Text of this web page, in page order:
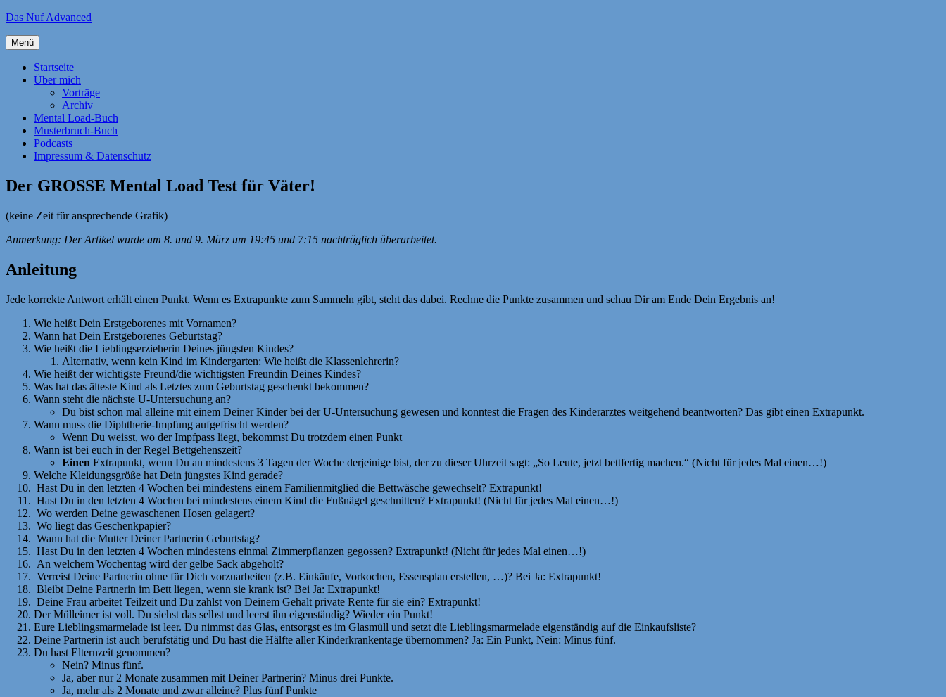
Zum
springen
Das Nuf Advanced
Menü
Startseite
Über mich
Vorträge
Archiv
Mental Load-Buch
Musterbruch-Buch
Podcasts
Impressum & Datenschutz
Der GROSSE Mental Load Test für Väter!
(keine Zeit für ansprechende Grafik)
Anmerkung: Der Artikel wurde am 8. und 9. März um 19:45 und 7:15 nachträglich überarbeitet.
Anleitung
Jede korrekte Antwort erhält einen Punkt. Wenn es Extrapunkte zum Sammeln gibt, steht das dabei. Rechne die Punkte zusammen und schau Dir am Ende Dein Ergebnis an!
Wie heißt Dein Erstgeborenes mit Vornamen?
Wann hat Dein Erstgeborenes Geburtstag?
Wie heißt die Lieblingserzieherin Deines jüngsten Kindes?
Alternativ, wenn kein Kind im Kindergarten: Wie heißt die Klassenlehrerin?
Wie heißt der wichtigste Freund/die wichtigsten Freundin Deines Kindes?
Was hat das älteste Kind als Letztes zum Geburtstag geschenkt bekommen?
Wann steht die nächste U-Untersuchung an?
Du bist schon mal alleine mit einem Deiner Kinder bei der U-Untersuchung gewesen und konntest die Fragen des Kinderarztes weitgehend beantworten? Das gibt einen Extrapunkt.
Wann muss die Diphtherie-Impfung aufgefrischt werden?
Wenn Du weisst, wo der Impfpass liegt, bekommst Du trotzdem einen Punkt
Wann ist bei euch in der Regel Bettgehenszeit?
Einen Extrapunkt, wenn Du an mindestens 3 Tagen der Woche derjeinige bist, der zu dieser Uhrzeit sagt: „So Leute, jetzt bettfertig machen.“ (Nicht für jedes Mal einen…!)
Welche Kleidungsgröße hat Dein jüngstes Kind gerade?
Hast Du in den letzten 4 Wochen bei mindestens einem Familienmitglied die Bettwäsche gewechselt? Extrapunkt!
Hast Du in den letzten 4 Wochen bei mindestens einem Kind die Fußnägel geschnitten? Extrapunkt! (Nicht für jedes Mal einen…!)
Wo werden Deine gewaschenen Hosen gelagert?
Wo liegt das Geschenkpapier?
Wann hat die Mutter Deiner Partnerin Geburtstag?
Hast Du in den letzten 4 Wochen mindestens einmal Zimmerpflanzen gegossen? Extrapunkt! (Nicht für jedes Mal einen…!)
An welchem Wochentag wird der gelbe Sack abgeholt?
Verreist Deine Partnerin ohne für Dich vorzuarbeiten (z.B. Einkäufe, Vorkochen, Essensplan erstellen, …)? Bei Ja: Extrapunkt!
Bleibt Deine Partnerin im Bett liegen, wenn sie krank ist? Bei Ja: Extrapunkt!
Deine Frau arbeitet Teilzeit und Du zahlst von Deinem Gehalt private Rente für sie ein? Extrapunkt!
Der Mülleimer ist voll. Du siehst das selbst und leerst ihn eigenständig? Wieder ein Punkt!
Eure Lieblingsmarmelade ist leer. Du nimmst das Glas, entsorgst es im Glasmüll und setzt die Lieblingsmarmelade eigenständig auf die Einkaufsliste?
Deine Partnerin ist auch berufstätig und Du hast die Hälfte aller Kinderkrankentage übernommen? Ja: Ein Punkt, Nein: Minus fünf.
Du hast Elternzeit genommen?
Nein? Minus fünf.
Ja, aber nur 2 Monate zusammen mit Deiner Partnerin? Minus drei Punkte.
Ja, mehr als 2 Monate und zwar alleine? Plus fünf Punkte